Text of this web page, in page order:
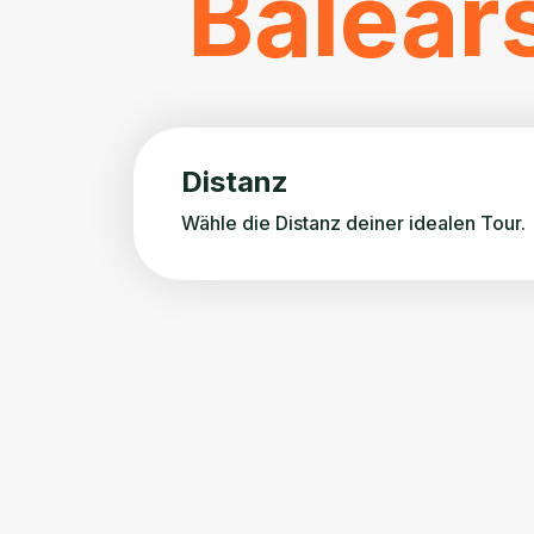
Distanz
Wähle die Distanz deiner idealen Tour.